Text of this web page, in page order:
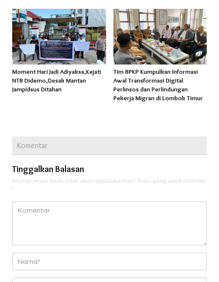
Moment Hari Jadi Adiyaksa,Kejati
NTB Didemo,Desak Mantan
Jampidsus Ditahan
Tim BPKP Kumpulkan Informasi
Awal Transformasi Digital
Perlinsos dan Perlindungan
Pekerja Migran di Lombok Timur
Komentar
Tinggalkan Balasan
Alamat email Anda tidak akan dipublikasikan. Ruas yang wajib ditandai
*